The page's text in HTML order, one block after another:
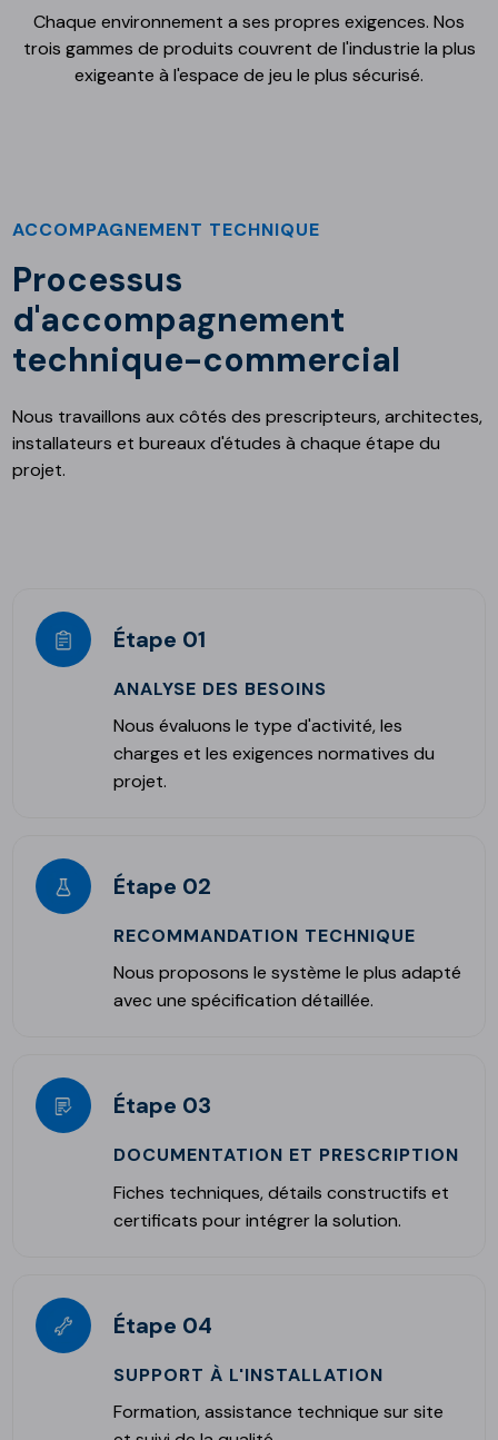
Chaque environnement a ses propres exigences. Nos
trois gammes de produits couvrent de l'industrie la plus
exigeante à l'espace de jeu le plus sécurisé.
ACCOMPAGNEMENT TECHNIQUE
Processus
d'accompagnement
technique-commercial
Nous travaillons aux côtés des prescripteurs, architectes,
installateurs et bureaux d'études à chaque étape du
projet.
Étape 01
ANALYSE DES BESOINS
Nous évaluons le type d'activité, les
charges et les exigences normatives du
projet.
Étape 02
RECOMMANDATION TECHNIQUE
Nous proposons le système le plus adapté
avec une spécification détaillée.
Étape 03
DOCUMENTATION ET PRESCRIPTION
Fiches techniques, détails constructifs et
certificats pour intégrer la solution.
Étape 04
SUPPORT À L'INSTALLATION
Formation, assistance technique sur site